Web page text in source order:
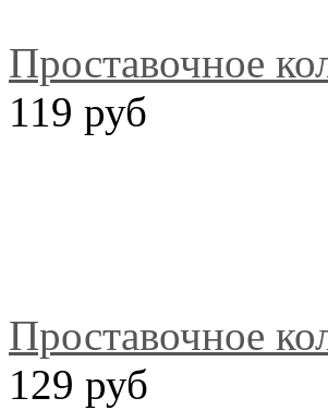
Проставочное
119 руб
Проставочное
129 руб